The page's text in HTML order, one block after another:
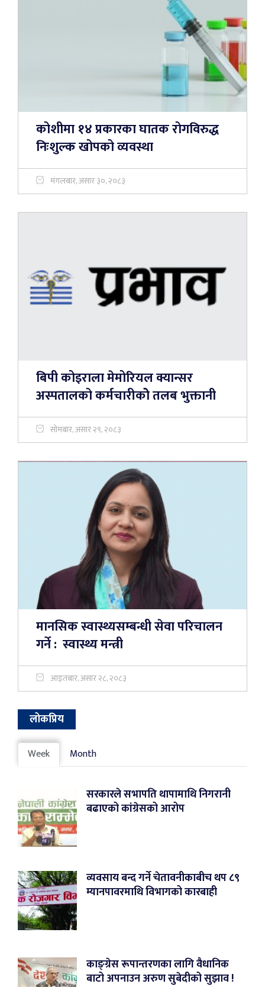
कोशीमा १४ प्रकारका घातक रोगविरुद्ध
निःशुल्क खोपको व्यवस्था
मंगलबार, असार ३०, २०८३
बिपी कोइराला मेमोरियल क्यान्सर
अस्पतालको कर्मचारीकोे तलब भुक्तानी
सोमबार, असार २९, २०८३
मानसिक स्वास्थ्यसम्बन्धी सेवा परिचालन
गर्ने : स्वास्थ्य मन्त्री
आइतबार, असार २८, २०८३
लोकप्रिय
Week Month
सरकारले सभापति थापामाथि निगरानी
बढाएको कांग्रेसको आरोप
व्यवसाय बन्द गर्ने चेतावनीकाबीच थप ८९
म्यानपावरमाथि विभागको कारबाही
काङ्ग्रेस रूपान्तरणका लागि वैधानिक
बाटो अपनाउन अरुण सुबेदीको सुझाव !